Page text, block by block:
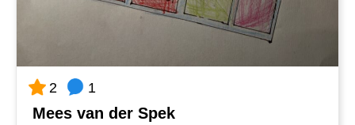
2 1
Mees van der Spek